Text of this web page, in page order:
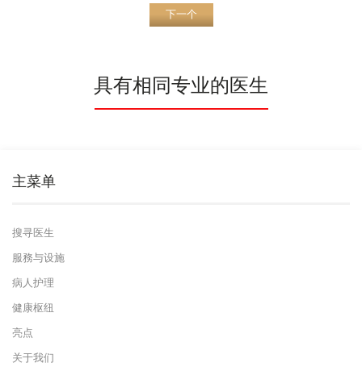
下一个
具有相同专业的医生
主菜单
搜寻医生
服務与设施
病人护理
健康枢纽
亮点
关于我们